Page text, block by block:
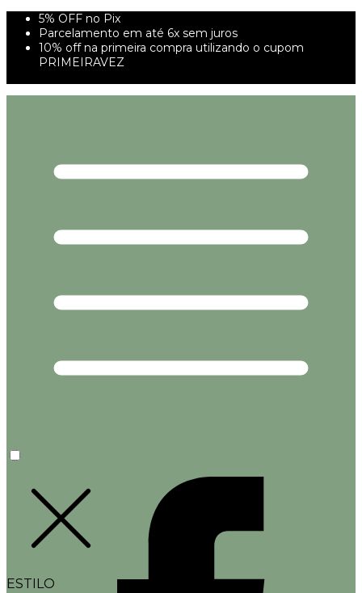
5% OFF no Pix
Parcelamento em até 6x sem juros
10% off na primeira compra utilizando o cupom
PRIMEIRAVEZ
ESTILO